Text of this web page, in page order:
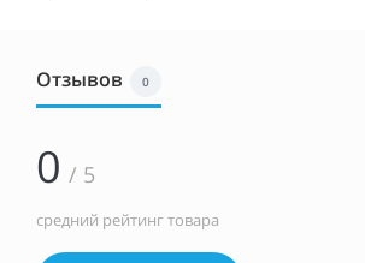
Отзывов 0
0 / 5
средний рейтинг товара